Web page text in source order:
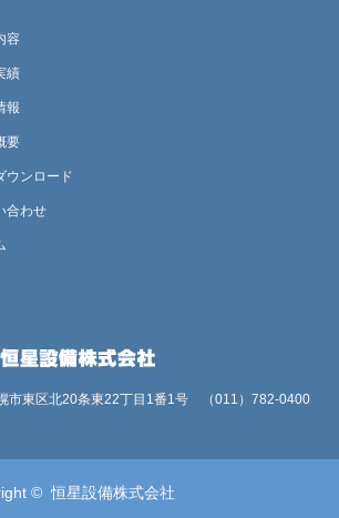
容
績
報
要
ウンロード
合わせ
市東区北20条東22丁目1番1号 （011）782-0400
©恒星設備株式会社